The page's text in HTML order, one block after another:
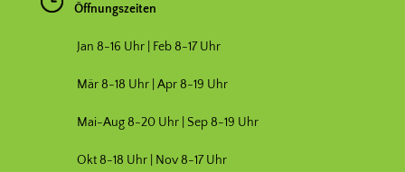
Öffnungszeiten
Jan 8-16 Uhr | Feb 8-17 Uhr
Mär 8-18 Uhr | Apr 8-19 Uhr
Mai-Aug 8-20 Uhr | Sep 8-19 Uhr
Okt 8-18 Uhr | Nov 8-17 Uhr